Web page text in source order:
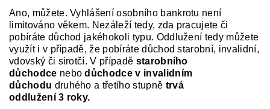
Ano, můžete. Vyhlášení osobního bankrotu není
limitováno věkem. Nezáleží tedy, zda pracujete či
pobíráte důchod jakéhokoli typu. Oddlužení tedy můžete
využít i v případě, že pobíráte důchod starobní, invalidní,
vdovský či sirotčí. V případě starobního
důchodce nebo důchodce v invalidním
důchodu druhého a třetího stupně trvá
oddlužení3 roky.